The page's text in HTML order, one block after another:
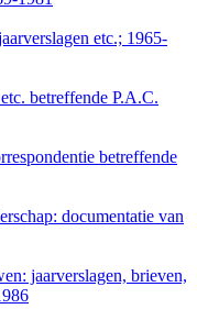
etc.; 1965-
betreffende P.A.C.
betreffende
documentatie van
jaarverslagen, brieven,